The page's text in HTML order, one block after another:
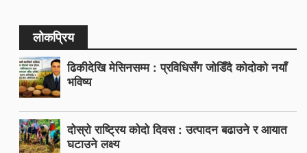
लोकप्रिय
ढिकीदेखि मेसिनसम्म : प्रविधिसँग जोडिँदै कोदोको नयाँ
भविष्य
दोस्रो राष्ट्रिय कोदो दिवस : उत्पादन बढाउने र आयात
घटाउने लक्ष्य